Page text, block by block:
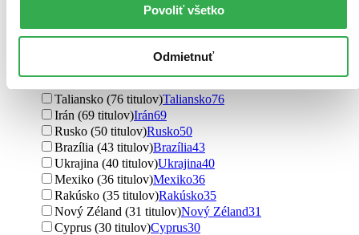
Povoliť všetko
Odmietnuť
Dánsko (176 titulov)
Dánsko176
Poľsko (133 titulov) Poľsko133
Island (103 titulov)Island103
Španielsko (84 titulov)Španielsko
Taliansko (76 titulov)Taliansko76
Irán (69 titulov)Irán69
Rusko (50 titulov)Rusko50
Brazília (43 titulov)Brazília43
Ukrajina (40 titulov)Ukrajina40
Mexiko (36 titulov)Mexiko36
Rakúsko (35 titulov)Rakúsko35
Nový Zéland (31 titulov)Nový Zéland31
Cyprus (30 titulov)Cyprus30